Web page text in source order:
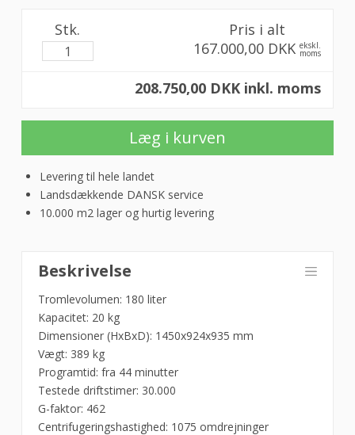
920/el,
Vaskemaskine
Miele
antal
Beskrivelse
Tromlevolumen: 180 liter
Kapacitet: 20 kg
Dimensioner (HxBxD): 1450x924x935 mm
Vægt: 389 kg
Programtid: fra 44 minutter
Testede driftstimer: 30.000
G-faktor: 462
Centrifugeringshastighed: 1075 omdrejninger
Stk.
Pris i alt
167.000,00 DKK ekskl.
moms
208.750,00 DKK inkl. moms
Læg i kurven
Levering til hele landet
Landsdækkende DANSK service
10.000 m2 lager og hurtig levering